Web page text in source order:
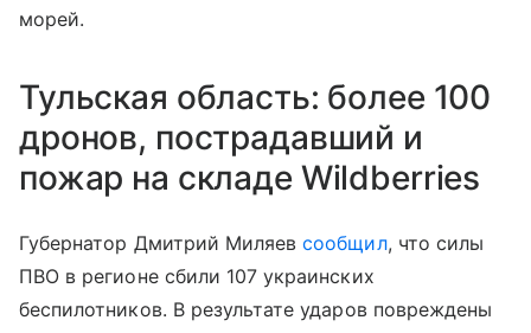
морей.
Тульская область: более 100
дронов, пострадавший и
пожар на складе Wildberries
Губернатор Дмитрий Миляевсообщил, что силы
ПВО в регионе сбили 107 украинских
беспилотников. В результате ударов повреждены